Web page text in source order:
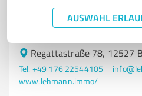
AUSWAHL
SPEZIALIMMOBILIEN BERLIN
BUNKER WALD
Regattastraße 78, 12527
Tel. +49 176 22544105
www.lehmann.immo/